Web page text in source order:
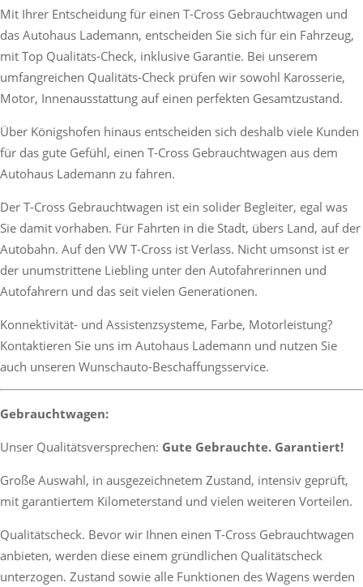
Mit Ihrer Entscheidung für einen T-Cross Gebrauchtwagen und
das Autohaus Lademann, entscheiden Sie sich für ein Fahrzeug,
mit Top Qualitäts-Check, inklusive Garantie. Bei unserem
umfangreichen Qualitäts-Check prüfen wir sowohl Karosserie,
Motor, Innenausstattung auf einen perfekten Gesamtzustand.
Über Königshofen hinaus entscheiden sich deshalb viele Kunden
für das gute Gefühl, einen T-Cross Gebrauchtwagen aus dem
Autohaus Lademann zu fahren.
Der T-Cross Gebrauchtwagen ist ein solider Begleiter, egal was
Sie damit vorhaben. Für Fahrten in die Stadt, übers Land, auf der
Autobahn. Auf den VW T-Cross ist Verlass. Nicht umsonst ist er
der unumstrittene Liebling unter den Autofahrerinnen und
Autofahrern und das seit vielen Generationen.
Konnektivität- und Assistenzsysteme, Farbe, Motorleistung?
Kontaktieren Sie uns im Autohaus Lademann und nutzen Sie
auch unseren Wunschauto-Beschaffungsservice.
Gebrauchtwagen:
Unser Qualitätsversprechen: Gute Gebrauchte. Garantiert!
Große Auswahl, in ausgezeichnetem Zustand, intensiv geprüft,
mit garantiertem Kilometerstand und vielen weiteren Vorteilen.
Qualitätscheck. Bevor wir Ihnen einen T-Cross Gebrauchtwagen
anbieten, werden diese einem gründlichen Qualitätscheck
unterzogen. Zustand sowie alle Funktionen des Wagens werden